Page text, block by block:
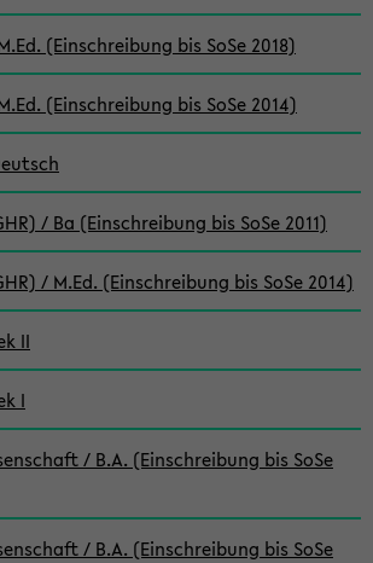
(Einschreibung bis SoSe 2018)
(Einschreibung bis SoSe 2014)
/ Ba (Einschreibung bis SoSe 2011)
/ M.Ed. (Einschreibung bis SoSe 2014)
II
I
/ B.A. (Einschreibung bis SoSe
/ B.A. (Einschreibung bis SoSe